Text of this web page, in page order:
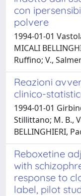
con
polvere
1994-01-01
MICALI
Ruffino; V.,
Reazioni
clinico-
1994-01-01
Stillittano; M. B.,
BELLINGHIERI,
Reboxetine
with
response to
label, pilot